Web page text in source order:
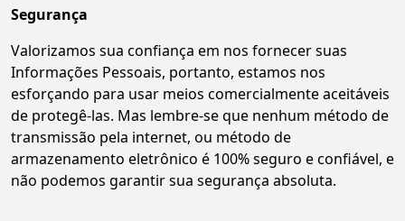
Segurança
Valorizamos sua confiança em nos fornecer suas
Informações Pessoais, portanto, estamos nos
esforçando para usar meios comercialmente aceitáveis
de protegê-las. Mas lembre-se que nenhum método de
transmissão pela internet, ou método de
armazenamento eletrônico é 100% seguro e confiável, e
não podemos garantir sua segurança absoluta.